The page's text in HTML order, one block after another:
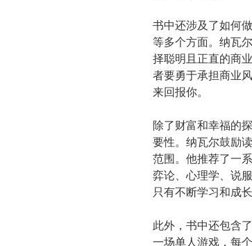
书中还涉及了如何
等多个方面。纳瓦
择聪明且正直的商
者要勇于承担商业
来回报你。
除了财富和幸福的
要性。纳瓦尔鼓励
范围。他推荐了一
弈论、心理学、说
只有不断学习和成
此外，书中还包含
一场单人游戏，每